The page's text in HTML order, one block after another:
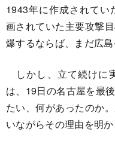
1943年に作成されて
画されていた主要攻撃
爆するならば、まだ広
しかし、立て続けに
は、19日の名古屋を最
たい、何があったのか
いながらその理由を明か